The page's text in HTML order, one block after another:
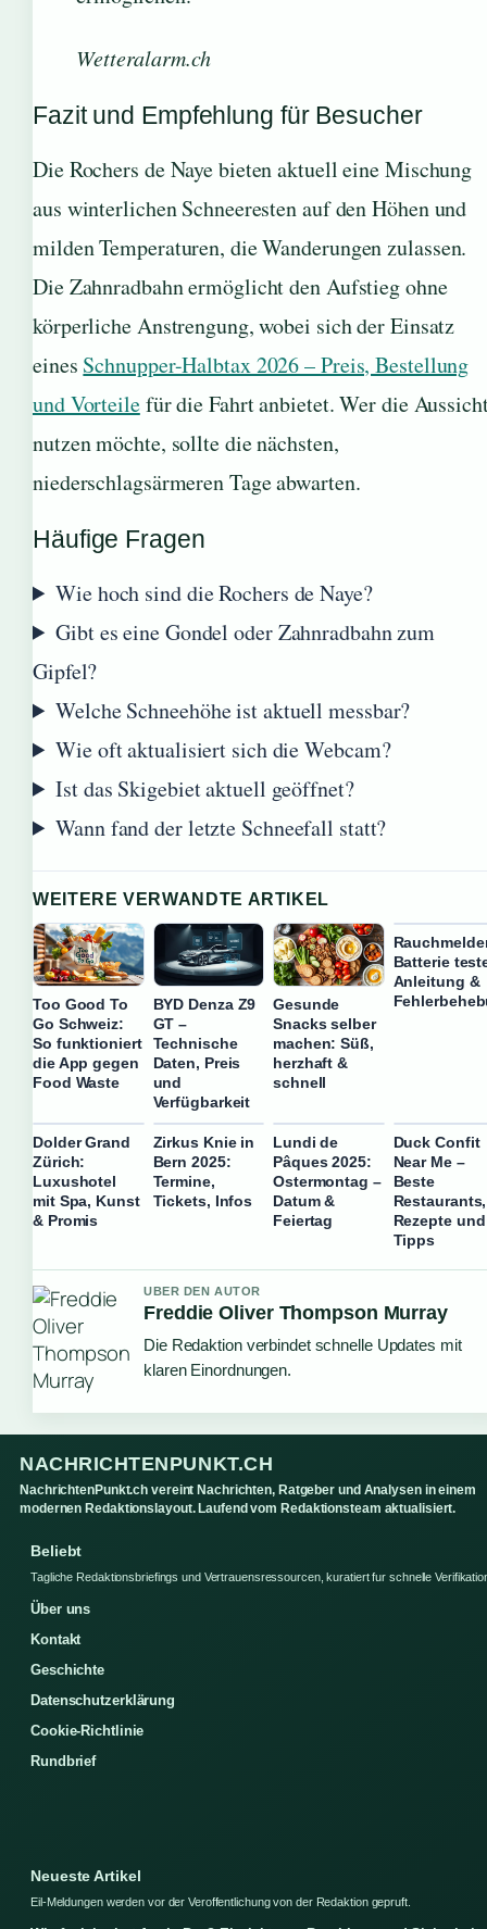
Wetteralarm.ch
Fazit und Empfehlung für Besucher
Die Rochers de Naye bieten aktuell eine Mischung
aus winterlichen Schneeresten auf den Höhen und
milden Temperaturen, die Wanderungen zulassen.
Die Zahnradbahn ermöglicht den Aufstieg ohne
körperliche Anstrengung, wobei sich der Einsatz
eines Schnupper-Halbtax 2026 – Preis, Bestellung
und Vorteilefür die Fahrt anbietet. Wer die
nutzen möchte, sollte die nächsten,
niederschlagsärmeren Tage abwarten.
Häufige Fragen
Wie hoch sind die Rochers de Naye?
Gibt es eine Gondel oder Zahnradbahn zum
Gipfel?
Welche Schneehöhe ist aktuell messbar?
Wie oft aktualisiert sich die Webcam?
Ist das Skigebiet aktuell geöffnet?
Wann fand der letzte Schneefall statt?
WEITERE VERWANDTE ARTIKEL
Too Good To
Go Schweiz:
So funktioniert
die App gegen
Food Waste
BYD Denza Z9
GT –
Technische
Daten, Preis
und
Verfügbarkeit
Gesunde
Snacks selber
machen: Süß,
herzhaft &
schnell
Batterie
Anleitung &
Dolder Grand
Zürich:
Luxushotel
mit Spa, Kunst
& Promis
Zirkus Knie in
Bern 2025:
Termine,
Tickets, Infos
Lundi de
Pâques 2025:
Ostermontag –
Datum &
Feiertag
Duck Confit
Near Me –
Beste
Restaurants,
Rezepte und
Tipps
UBER DEN AUTOR
Freddie Oliver Thompson Murray
Die Redaktion verbindet schnelle Updates mit
klaren Einordnungen.
NACHRICHTENPUNKT.CH
NachrichtenPunkt.ch vereint Nachrichten, Ratgeber und Analysen in einem
modernen Redaktionslayout. Laufend vom Redaktionsteam aktualisiert.
Beliebt
Tagliche Redaktionsbriefings und Vertrauensressourcen, kuratiert fur schnelle
Über uns
Kontakt
Geschichte
Datenschutzerklärung
Cookie-Richtlinie
Rundbrief
Neueste Artikel
Eil-Meldungen werden vor der Veroffentlichung von der Redaktion gepruft.